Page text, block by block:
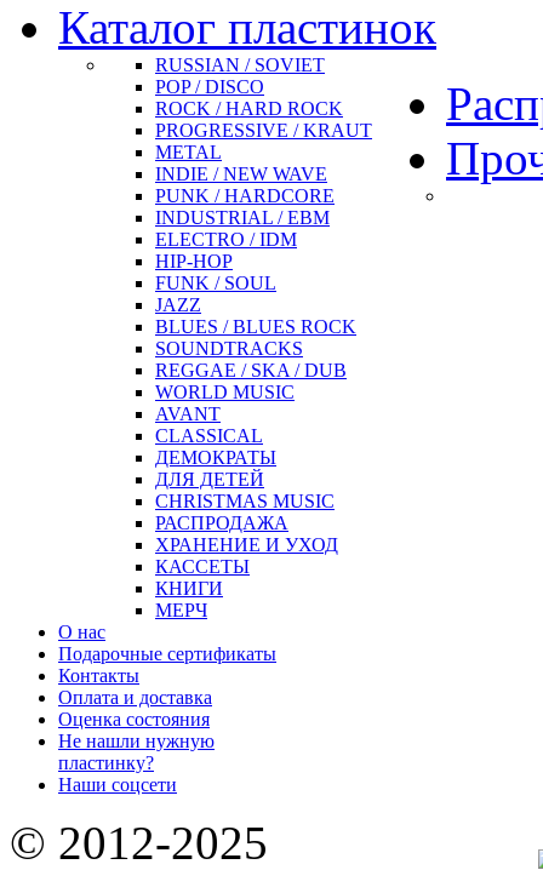
Каталог пластинок
RUSSIAN / SOVIET
POP / DISCO
ROCK / HARD ROCK
PROGRESSIVE / KRAUT
METAL
INDIE / NEW WAVE
PUNK / HARDCORE
INDUSTRIAL / EBM
ELECTRO / IDM
HIP-HOP
FUNK / SOUL
JAZZ
BLUES / BLUES ROCK
SOUNDTRACKS
REGGAE / SKA / DUB
WORLD MUSIC
AVANT
CLASSICAL
ДЕМОКРАТЫ
ДЛЯ ДЕТЕЙ
CHRISTMAS MUSIC
РАСПРОДАЖА
ХРАНЕНИЕ И УХОД
КАССЕТЫ
КНИГИ
МЕРЧ
О нас
Подарочные сертификаты
Контакты
Оплата и доставка
Оценка состояния
Не нашли нужную
пластинку?
Наши соцсети
© 2012-2025